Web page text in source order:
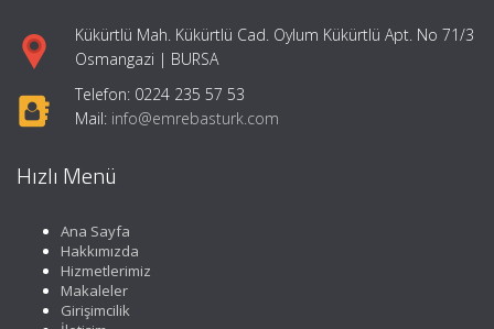
Kükürtlü Mah. Kükürtlü Cad. Oylum Kükürtlü Apt. No 71/3
Osmangazi | BURSA
Telefon: 0224 235 57 53
Mail: info@emrebasturk.com
Hızlı Menü
Ana Sayfa
Hakkımızda
Hizmetlerimiz
Makaleler
Girişimcilik